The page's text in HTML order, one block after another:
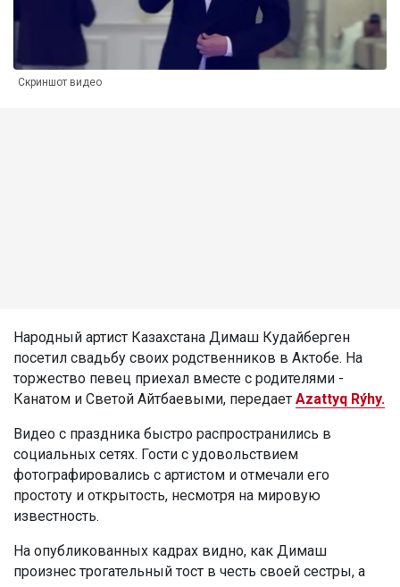
Скриншот видео
Народный артист Казахстана Димаш Кудайберген
посетил свадьбу своих родственников в Актобе. На
торжество певец приехал вместе с родителями -
Канатом и Светой Айтбаевыми, передает Azattyq Rýhy.
Видео с праздника быстро распространились в
социальных сетях. Гости с удовольствием
фотографировались с артистом и отмечали его
простоту и открытость, несмотря на мировую
известность.
На опубликованных кадрах видно, как Димаш
произнес трогательный тост в честь своей сестры, а